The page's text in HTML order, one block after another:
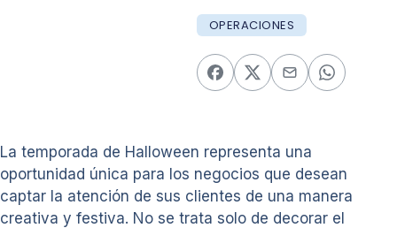
OPERACIONES
La temporada de Halloween representa una
oportunidad única para los negocios que desean
captar la atención de sus clientes de una manera
creativa y festiva. No se trata solo de decorar el